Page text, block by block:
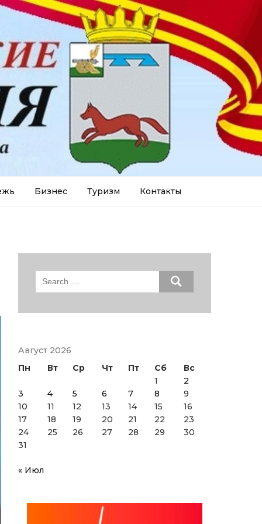
Бизнес Туризм Контакты
Search
Август 2026
Пн
Вт Ср Чт Пт Сб
Вс
1
2
3
4 5 6 7 8
9
10
11 12 13 14 15
16
17
18 19 20 21 22
23
24
25 26 27 28 29
30
31
« Июл